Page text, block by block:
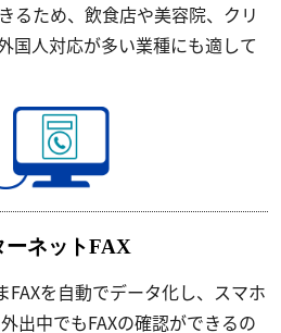
るため、飲食店や美容院、クリ
国人対応が多い業種にも適して
ーネットFAX
FAXを自動でデータ化し、スマホ
出中でもFAXの確認ができるの